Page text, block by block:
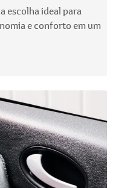
escolha ideal para
e conforto em um